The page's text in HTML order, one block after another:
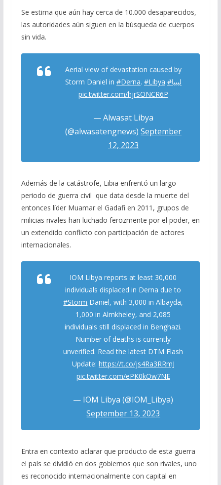
Se estima que aún hay cerca de 10.000 desaparecidos,
las autoridades aún siguen en la búsqueda de cuerpos
sin vida.
Aerial view of devastation caused by
Storm Daniel in #Derna. #Libya
#ليبيا
pic.twitter.com/hjrSONCR6P
— Alwasat Libya
(@alwasatengnews) September
12, 2023
Además de la catástrofe, Libia enfrentó un largo
periodo de guerra civil que data desde la muerte del
entonces líder Muamar el Gadafi en 2011, grupos de
milicias rivales han luchado ferozmente por el poder, en
un extendido conflicto con participación de actores
internacionales.
IOM Libya reports at least 30,000
individuals displaced in Derna due to
#Storm Daniel, with 3,000 in Albayda,
1,000 in Almkheley, and 2,085
individuals still displaced in Benghazi.
Number of deaths is currently
unverified. Read the latest DTM Flash
Update: https://t.co/js4Ra3RRmJ
pic.twitter.com/ePK0kOw7NE
— IOM Libya (@IOM_Libya)
September 13, 2023
Entra en contexto aclarar que producto de esta guerra
el país se dividió en dos gobiernos que son rivales, uno
es reconocido internacionalmente con capital en